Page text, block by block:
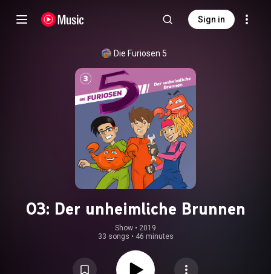
Sign in
Die Furiosen 5
03: Der unheimliche Brunnen
Show • 2019
33 songs • 46 minutes